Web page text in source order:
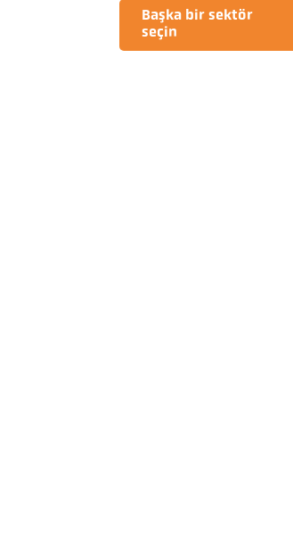
Başka bir sektör
seçin